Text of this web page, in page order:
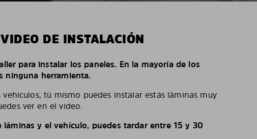
DE INSTALACIÓN
para instalar los paneles. En la mayoría de los
ninguna herramienta.
tú mismo puedes instalar estás láminas muy
ver en el video.
láminas y el vehículo, puedes tardar entre 15 y 30